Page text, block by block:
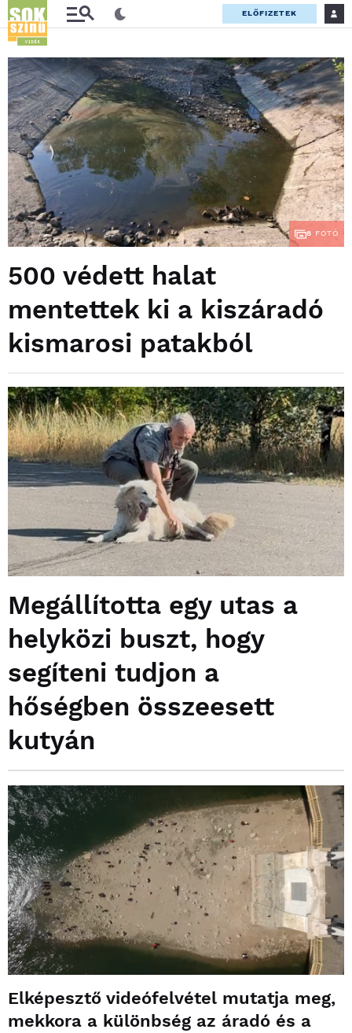
ELŐFIZETEK
8 FOTÓ
500 védett halat
mentettek ki a kiszáradó
kismarosi patakból
Megállította egy utas a
helyközi buszt, hogy
segíteni tudjon a
hőségben összeesett
kutyán
Elképesztő videófelvétel mutatja meg,
mekkora a különbség az áradó és a